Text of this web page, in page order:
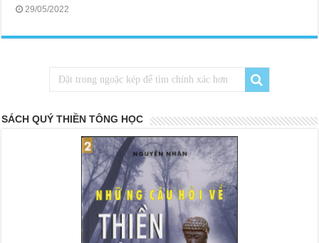
29/05/2022
SÁCH QUÝ THIỀN TÔNG HỌC